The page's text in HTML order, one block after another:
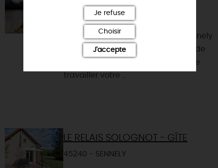
45240 - SENNELY
Les écuries de Saint Maurice à Sennely
est un centre équestre proposant de
nombreuses installations pour faire
travailler votre ...
LE RELAIS SOLOGNOT - GÎTE
45240 - SENNELY
Je refuse
Choisir
J'accepte